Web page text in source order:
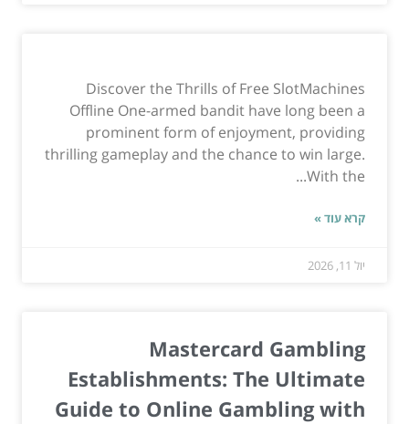
Discover the Thrills of Free SlotMachines
Offline One-armed bandit have long been a
prominent form of enjoyment, providing
thrilling gameplay and the chance to win large.
With the...
קרא עוד »
יול 11, 2026
Mastercard Gambling
Establishments: The Ultimate
Guide to Online Gambling with